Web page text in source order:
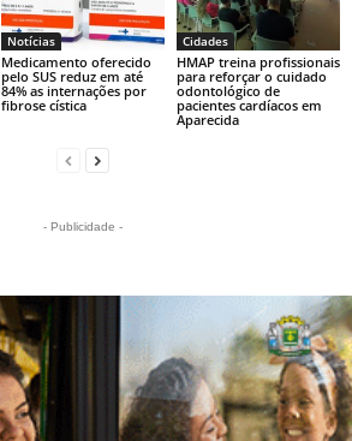
Notícias
Medicamento oferecido
pelo SUS reduz em até
84% as internações por
fibrose cística
Cidades
HMAP treina profissionais
para reforçar o cuidado
odontológico de
pacientes cardíacos em
Aparecida
- Publicidade -